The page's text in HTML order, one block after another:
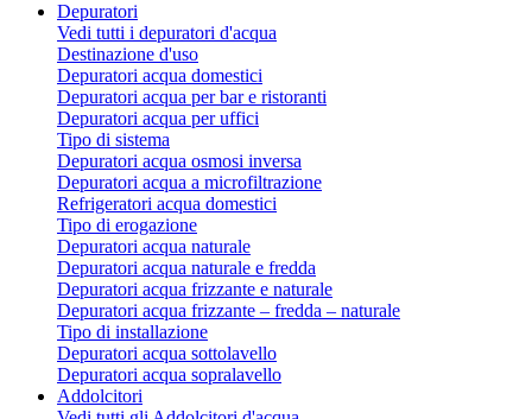
Depuratori
Vedi tutti i depuratori d'acqua
Destinazione d'uso
Depuratori acqua domestici
Depuratori acqua per bar e ristoranti
Depuratori acqua per uffici
Tipo di sistema
Depuratori acqua osmosi inversa
Depuratori acqua a microfiltrazione
Refrigeratori acqua domestici
Tipo di erogazione
Depuratori acqua naturale
Depuratori acqua naturale e fredda
Depuratori acqua frizzante e naturale
Depuratori acqua frizzante – fredda – naturale
Tipo di installazione
Depuratori acqua sottolavello
Depuratori acqua sopralavello
Addolcitori